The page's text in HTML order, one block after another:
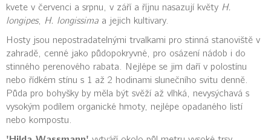
kvete v červenci a srpnu, v září a říjnu nasazují květy H.
longipes, H. longissima a jejich kultivary.
Hosty jsou nepostradatelnými trvalkami pro stinná stanoviště v
zahradě, cenné jako půdopokryvné, pro osázení nádob i do
stinného perenového rabata. Nejlépe se jim daří v polostínu
nebo řídkém stínu s 1 až 2 hodinami slunečního svitu denně.
Půda pro bohyšky by měla být svěží až vlhká, nevysýchavá s
vysokým podílem organické hmoty, nejlépe opadaného listí
nebo kompostu.